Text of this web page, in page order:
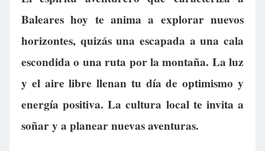
Baleares hoy te anima a explorar nuevos
horizontes, quizás una escapada a una cala
escondida o una ruta por la montaña. La luz
y el aire libre llenan tu día de optimismo y
energía positiva. La cultura local te invita a
soñar y a planear nuevas aventuras.